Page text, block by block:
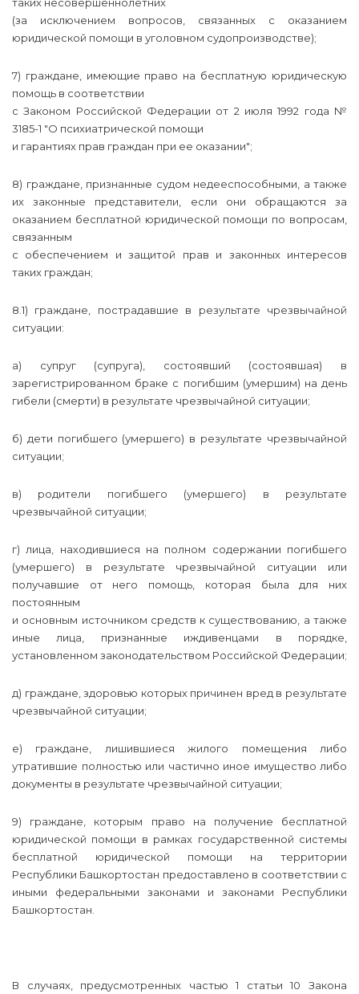
(за исключением вопросов, связанных с оказанием
юридической помощи в уголовном судопроизводстве);
7) граждане, имеющие право на бесплатную юридическую
помощь в соответствии
с Законом Российской Федерации от 2 июля 1992 года №
3185-1 "О психиатрической помощи
и гарантиях прав граждан при ее оказании";
8) граждане, признанные судом недееспособными, а также
их законные представители, если они обращаются за
оказанием бесплатной юридической помощи по вопросам,
связанным
с обеспечением и защитой прав и законных интересов
таких граждан;
8.1) граждане, пострадавшие в результате чрезвычайной
ситуации:
а) супруг (супруга), состоявший (состоявшая) в
зарегистрированном браке с погибшим (умершим) на день
гибели (смерти) в результате чрезвычайной ситуации;
б) дети погибшего (умершего) в результате чрезвычайной
ситуации;
в) родители погибшего (умершего) в результате
чрезвычайной ситуации;
г) лица, находившиеся на полном содержании погибшего
(умершего) в результате чрезвычайной ситуации или
получавшие от него помощь, которая была для них
постоянным
и основным источником средств к существованию, а также
иные лица, признанные иждивенцами в порядке,
установленном законодательством Российской Федерации;
д) граждане, здоровью которых причинен вред в результате
чрезвычайной ситуации;
е) граждане, лишившиеся жилого помещения либо
утратившие полностью или частично иное имущество либо
документы в результате чрезвычайной ситуации;
9) граждане, которым право на получение бесплатной
юридической помощи в рамках государственной системы
бесплатной юридической помощи на территории
Республики Башкортостан предоставлено в соответствии с
иными федеральными законами и законами Республики
Башкортостан.
В случаях, предусмотренных частью 1 статьи 10 Закона